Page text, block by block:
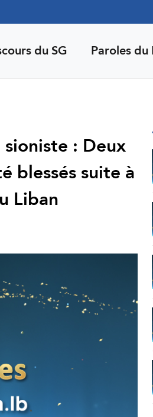
du SG Paroles
: Deux
blessés suite à
Liban